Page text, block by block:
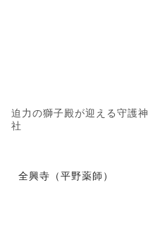
迫力の獅子殿が迎える守護神
社
全興寺（平野薬師）